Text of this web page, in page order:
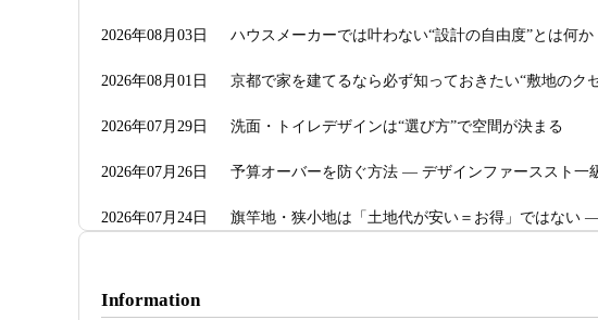
2026年08月03日 ハウスメーカーでは叶わない“設計の自由度”とは何か
2026年08月01日 京都で家を建てるなら必ず知っておきたい“敷地のク
2026年07月29日 洗面・トイレデザインは“選び方”で空間が決まる
2026年07月26日 予算オーバーを防ぐ方法 ― デザインファーススト一
2026年07月24日
旗竿地・狭小地は「土地代が安い＝お得」ではない
2026年07月23日
Information